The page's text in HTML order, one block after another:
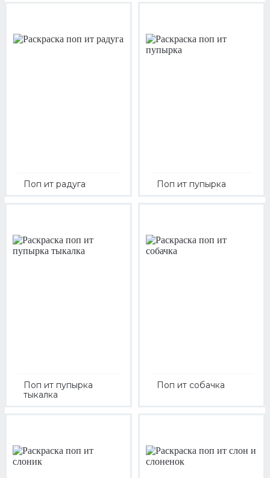
Поп ит радуга Поп ит пупырка
Поп ит пупырка
тыкалка
Поп ит собачка